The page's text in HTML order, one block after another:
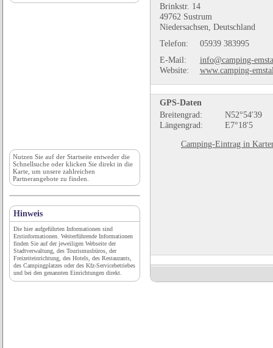
Brinkstr. 14
49762 Sustrum
Niedersachsen, Deutschland
Telefon:
05939 383995
E-Mail:
info@camping-
Website:
www.camping-
GPS-Daten
Breitengrad:
N52°54'39
Längengrad:
E7°18'5
Camping-Eintrag in
Nutzen Sie auf der Startseite entweder die
Schnellsuche oder klicken Sie direkt in die
Karte, um unsere zahlreichen
Partnerangebote zu finden.
Hinweis
Die hier aufgeführten Informationen sind
Erstinformationen. Weiterführende Informationen
finden Sie auf der jeweiligen Webseite der
Stadtverwaltung, des Tourismusbüros, der
Freizeiteinrichtung, des Hotels, des Restaurants,
des Campingplatzes oder des Kfz-Servicebetriebes
und bei den genannten Einrichtungen direkt.